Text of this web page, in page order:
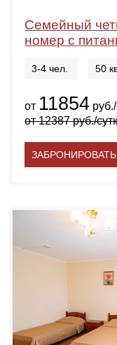
Семейный
номер с
3-4 чел. 50
от 11854
от12387руб./
ЗАБРОНИРОВАТЬ